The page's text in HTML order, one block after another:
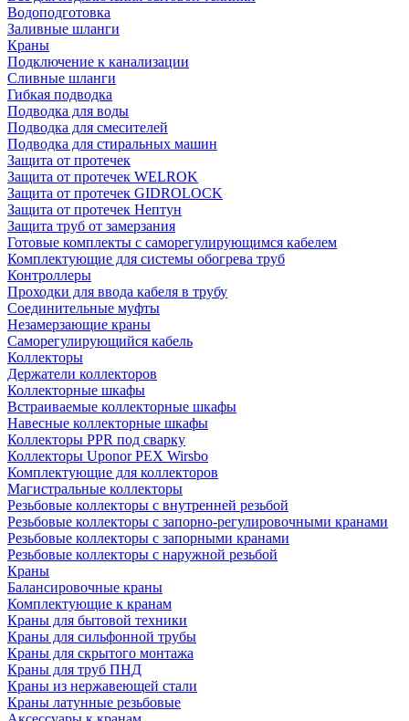
Водоподготовка
Заливные шланги
Краны
Подключение к канализации
Сливные шланги
Гибкая подводка
Подводка для воды
Подводка для смесителей
Подводка для стиральных машин
Защита от протечек
Защита от протечек WELROK
Защита от протечек GIDROLOCK
Защита от протечек Нептун
Защита труб от замерзания
Готовые комплекты с саморегулирующимся кабелем
Комплектующие для системы обогрева труб
Контроллеры
Проходки для ввода кабеля в трубу
Соединительные муфты
Незамерзающие краны
Саморегулирующийся кабель
Коллекторы
Держатели коллекторов
Коллекторные шкафы
Встраиваемые коллекторные шкафы
Навесные коллекторные шкафы
Коллекторы PPR под сварку
Коллекторы Uponor PEX Wirsbo
Комплектующие для коллекторов
Магистральные коллекторы
Резьбовые коллекторы с внутренней резьбой
Резьбовые коллекторы с запорно-регулировочными кранами
Резьбовые коллекторы с запорными кранами
Резьбовые коллекторы с наружной резьбой
Краны
Балансировочные краны
Комплектующие к кранам
Краны для бытовой техники
Краны для сильфонной трубы
Краны для скрытого монтажа
Краны для труб ПНД
Краны из нержавеющей стали
Краны латунные резьбовые